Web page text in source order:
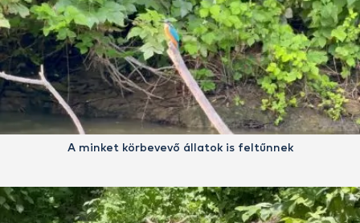
A minket körbevevő állatok is feltűnnek